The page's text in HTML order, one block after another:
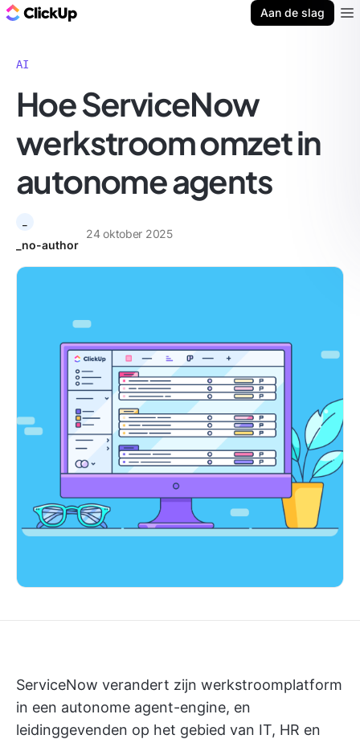
Aan de slag
AI
Hoe ServiceNow
werkstroom omzet in
autonome agents
_no-author
24 oktober 2025
ServiceNow verandert zijn werkstroomplatform
in een autonome agent-engine, en
leidinggevenden op het gebied van IT, HR en